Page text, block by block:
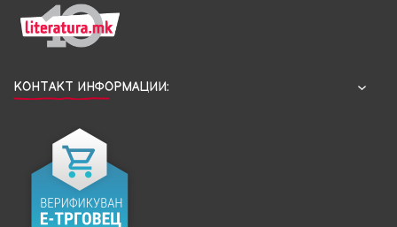
КОНТАКТ ИНФОРМАЦИИ: